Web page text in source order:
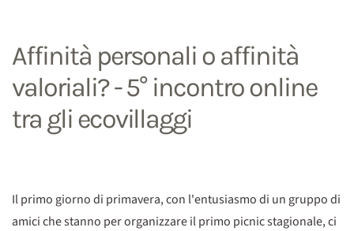
Affinità personali o affinità
valoriali? - 5° incontro online
tra gli ecovillaggi
Il primo giorno di primavera, con l'entusiasmo di un gruppo di
amici che stanno per organizzare il primo picnic stagionale, ci